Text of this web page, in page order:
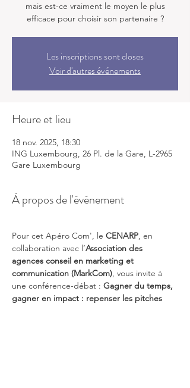
mais est-ce vraiment le moyen le plus
efficace pour choisir son partenaire ?
Les inscriptions sont closes
Voir d'autres événements
Heure et lieu
18 nov. 2025, 18:30
ING Luxembourg, 26 Pl. de la Gare, L-2965
Gare Luxembourg
À propos de l'événement
Pour cet Apéro Com', le CENARP, en
collaboration avec l’Association des
agences conseil en marketing et
communication (MarkCom), vous invite à
une conférence-débat : Gagner du temps,
gagner en impact : repenser les pitches